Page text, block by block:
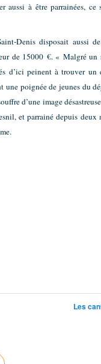
à être parrainées, ce
Denis disposait aussi
de 15000 €. « Malgré un
d’ici peinent à trouver
une poignée de jeunes du
d’une image
et parrainé depuis deux
Les